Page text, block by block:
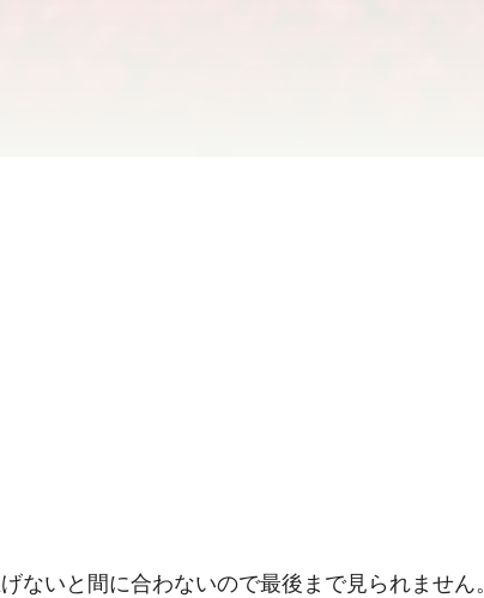
いと間に合わないので最後まで見られません。